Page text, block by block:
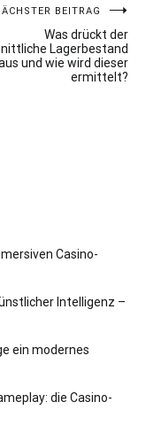
BEITRAG
Was drückt der
Lagerbestand
und wie wird dieser
ermittelt?
Casino-
Intelligenz –
ein modernes
die Casino-